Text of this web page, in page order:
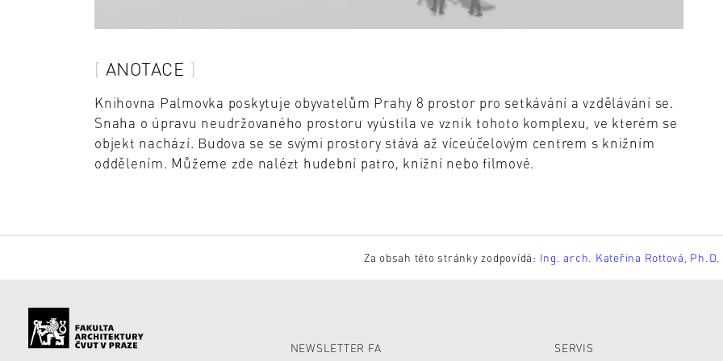
ANOTACE
Knihovna Palmovka poskytuje obyvatelům Prahy 8 prostor pro setkávání a vzdělávání se.
Snaha o úpravu neudržovaného prostoru vyústila ve vznik tohoto komplexu, ve kterém se
objekt nachází. Budova se se svými prostory stává až víceúčelovým centrem s knižním
oddělením. Můžeme zde nalézt hudební patro, knižní nebo filmové.
Za obsah této stránky zodpovídá: Ing. arch. Kateřina Rottová, Ph.D.
NEWSLETTER FA SERVIS